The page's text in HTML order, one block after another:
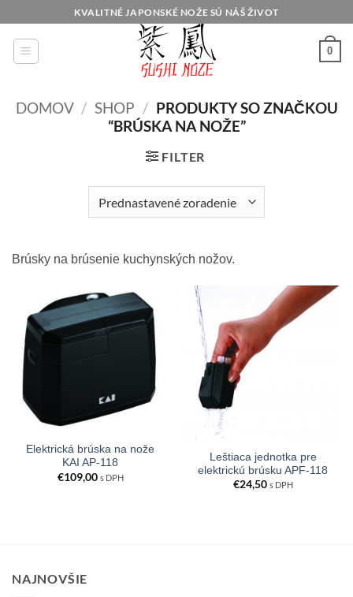
to
content
KVALITNÉ JAPONSKÉ NOŽE SÚ NÁŠ ŽIVOT
0
DOMOV / SHOP / PRODUKTY SO ZNAČKOU
“BRÚSKA NA NOŽE”
FILTER
Brúsky na brúsenie kuchynských nožov.
Elektrická brúska na nože
KAI AP-118
€109,00 s DPH
Leštiaca jednotka pre
elektrickú brúsku APF-118
€24,50 s DPH
NAJNOVŠIE